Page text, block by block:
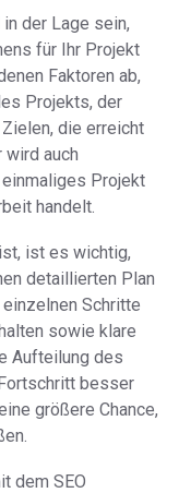
der Lage sein,
für Ihr Projekt
Faktoren ab,
Projekts, der
die erreicht
wird auch
Projekt
handelt.
ist es wichtig,
detaillierten Plan
Schritte
sowie klare
Aufteilung des
besser
größere Chance,
dem SEO